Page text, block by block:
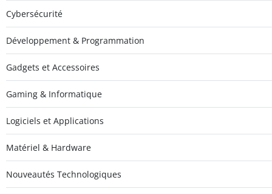
Cybersécurité
Développement & Programmation
Gadgets et Accessoires
Gaming & Informatique
Logiciels et Applications
Matériel & Hardware
Nouveautés Technologiques